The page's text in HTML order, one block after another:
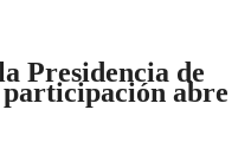
Presidencia de
abre